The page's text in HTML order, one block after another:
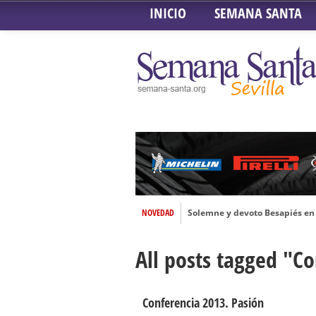
INICIO SEMANA SANTA
NOVEDAD
Solemne y devoto Besapiés
Solemne Triduo a la Virgen
Función de la Anunciación
Besamanos al Señor del Gran
All posts tagged
Conferencia 2013. Pasión